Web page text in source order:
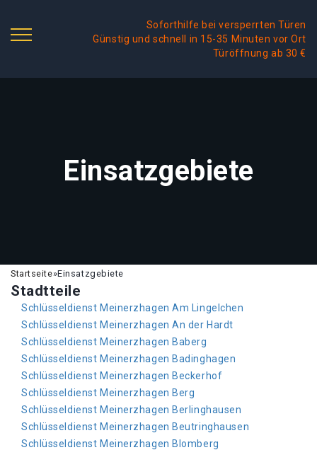
Soforthilfe bei versperrten Türen
Günstig und schnell in 15-35 Minuten vor Ort
Türöffnung ab 30 €
Einsatzgebiete
Startseite»Einsatzgebiete
Stadtteile
Schlüsseldienst Meinerzhagen Am Lingelchen
Schlüsseldienst Meinerzhagen An der Hardt
Schlüsseldienst Meinerzhagen Baberg
Schlüsseldienst Meinerzhagen Badinghagen
Schlüsseldienst Meinerzhagen Beckerhof
Schlüsseldienst Meinerzhagen Berg
Schlüsseldienst Meinerzhagen Berlinghausen
Schlüsseldienst Meinerzhagen Beutringhausen
Schlüsseldienst Meinerzhagen Blomberg